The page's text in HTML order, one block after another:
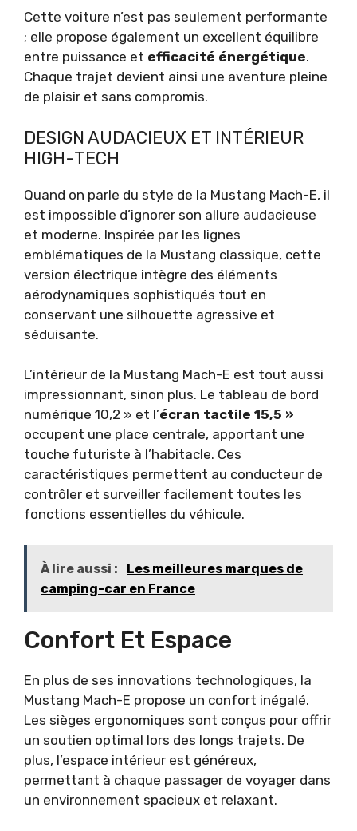
Cette voiture n’est pas seulement performante
; elle propose également un excellent équilibre
entre puissance et efficacité énergétique.
Chaque trajet devient ainsi une aventure pleine
de plaisir et sans compromis.
DESIGN AUDACIEUX ET INTÉRIEUR
HIGH-TECH
Quand on parle du style de la Mustang Mach-E, il
est impossible d’ignorer son allure audacieuse
et moderne. Inspirée par les lignes
emblématiques de la Mustang classique, cette
version électrique intègre des éléments
aérodynamiques sophistiqués tout en
conservant une silhouette agressive et
séduisante.
L’intérieur de la Mustang Mach-E est tout aussi
impressionnant, sinon plus. Le tableau de bord
numérique 10,2 » et l’écran tactile 15,5 »
occupent une place centrale, apportant une
touche futuriste à l’habitacle. Ces
caractéristiques permettent au conducteur de
contrôler et surveiller facilement toutes les
fonctions essentielles du véhicule.
À lire aussi :
Les meilleures marques de
camping-car en France
Confort Et Espace
En plus de ses innovations technologiques, la
Mustang Mach-E propose un confort inégalé.
Les sièges ergonomiques sont conçus pour offrir
un soutien optimal lors des longs trajets. De
plus, l’espace intérieur est généreux,
permettant à chaque passager de voyager dans
un environnement spacieux et relaxant.